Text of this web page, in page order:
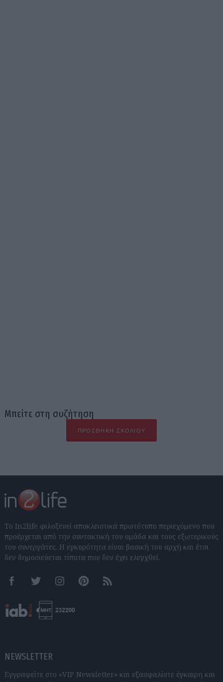
Μπείτε στη συζήτηση
ΠΡΟΣΘΉΚΗ ΣΧΟΛΊΟΥ
Το In2life φιλοξενεί αποκλειστικά πρωτότυπο περιεχόμενο που
προέρχεται από την συντακτική του ομάδα και τους εξωτερικούς
του συνεργάτες. Η εγκυρότητα είναι βασική του αρχή και έτσι
δεν δημοσιεύεται τίποτα που δεν έχει ελεγχθεί.
FacebookTwitter InstagramPinterestRSS feeds
NEWSLETTER
Εγγραφείτε στο «VIP Newsletter» και εξασφαλίστε έγκαιρη και